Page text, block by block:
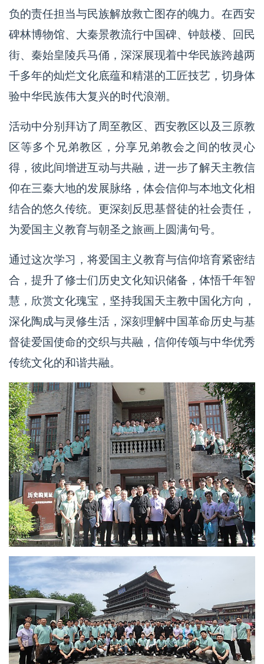
负的责任担当与民族解放救亡图存的魄力。在西安
碑林博物馆、大秦景教流行中国碑、钟鼓楼、回民
街、秦始皇陵兵马俑，深深展现着中华民族跨越两
千多年的灿烂文化底蕴和精湛的工匠技艺，切身体
验中华民族伟大复兴的时代浪潮。
活动中分别拜访了周至教区、西安教区以及三原教
区等多个兄弟教区，分享兄弟教会之间的牧灵心
得，彼此间增进互动与共融，进一步了解天主教信
仰在三秦大地的发展脉络，体会信仰与本地文化相
结合的悠久传统。更深刻反思基督徒的社会责任，
为爱国主义教育与朝圣之旅画上圆满句号。
通过这次学习，将爱国主义教育与信仰培育紧密结
合，提升了修士们历史文化知识储备，体悟千年智
慧，欣赏文化瑰宝，坚持我国天主教中国化方向，
深化陶成与灵修生活，深刻理解中国革命历史与基
督徒爱国使命的交织与共融，信仰传颂与中华优秀
传统文化的和谐共融。